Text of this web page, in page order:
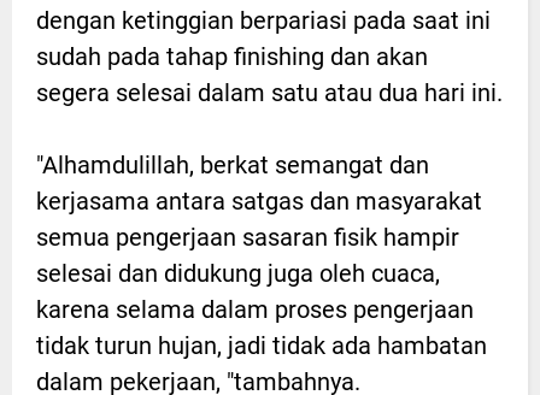
dengan ketinggian berpariasi pada saat ini
sudah pada tahap finishing dan akan
segera selesai dalam satu atau dua hari ini.
"Alhamdulillah, berkat semangat dan
kerjasama antara satgas dan masyarakat
semua pengerjaan sasaran fisik hampir
selesai dan didukung juga oleh cuaca,
karena selama dalam proses pengerjaan
tidak turun hujan, jadi tidak ada hambatan
dalam pekerjaan, "tambahnya.